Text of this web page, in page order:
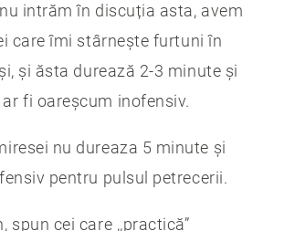
intrăm în discuția asta, avem
care îmi stârnește furtuni în
și ăsta durează 2-3 minute și
fi oareșcum inofensiv.
nu dureaza 5 minute și
pentru pulsul petrecerii.
spun cei care ,,practică”